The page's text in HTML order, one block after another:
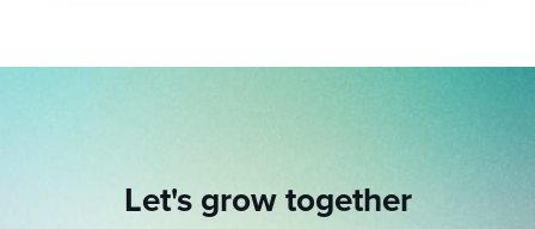
Let's grow together